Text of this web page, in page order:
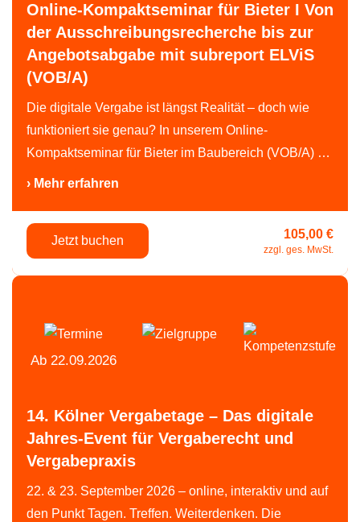
Online-Kompaktseminar für Bieter I Von
der Ausschreibungsrecherche bis zur
Angebotsabgabe mit subreport ELViS
(VOB/A)
Die digitale Vergabe ist längst Realität – doch wie
funktioniert sie genau? In unserem Online-
Kompaktseminar für Bieter im Baubereich (VOB/A) …
› Mehr erfahren
Jetzt buchen 105,00 €
zzgl. ges. MwSt.
Ab 22.09.2026
14. Kölner Vergabetage – Das digitale
Jahres-Event für Vergaberecht und
Vergabepraxis
22. & 23. September 2026 – online, interaktiv und auf
den Punkt Tagen. Treffen. Weiterdenken. Die